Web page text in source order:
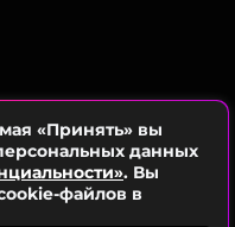
«Принять» вы
данных
. Вы
файлов в